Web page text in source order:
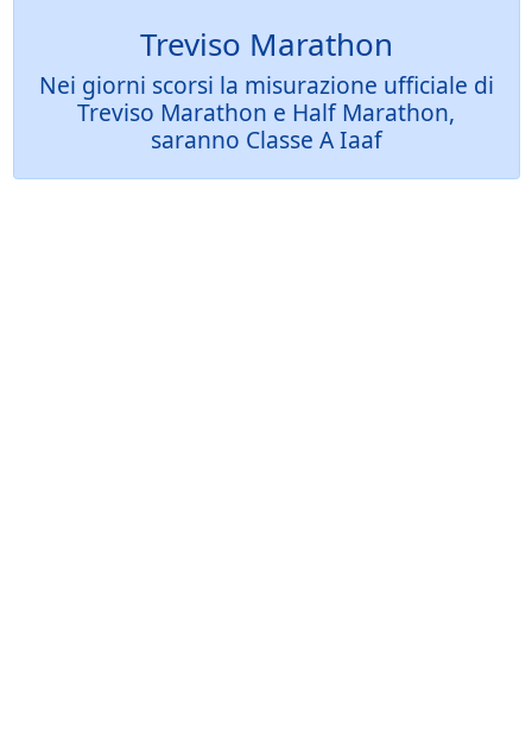
Treviso Marathon
Nei giorni scorsi la misurazione ufficiale di
Treviso Marathon e Half Marathon,
saranno Classe A Iaaf